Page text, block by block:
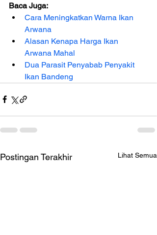
Baca Juga:
Cara Meningkatkan Warna Ikan
Arwana
Alasan Kenapa Harga Ikan
Arwana Mahal
Dua Parasit Penyabab Penyakit
Ikan Bandeng
Postingan Terakhir Lihat Semua